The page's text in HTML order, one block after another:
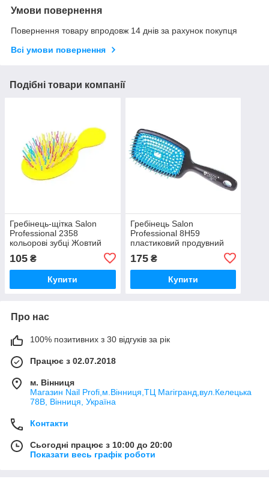
Умови повернення
Повернення товару впродовж 14 днів за рахунок покупця
Всі умови повернення
Подібні товари компанії
Гребінець-щітка Salon
Professional 2358
кольорові зубці Жовтий
105 ₴
Купити
Гребінець Salon
Professional 8H59
пластиковий продувний
175₴
Купити
Про нас
100% позитивних з 30 відгуків за рік
Працює з 02.07.2018
м. Вінниця
Магазин Nail Profi,м.Вінниця,ТЦ Магігранд,вул.Келецька
78В, Вінниця, Україна
Контакти
Сьогодні працює з 10:00 до 20:00
Показати весь графік роботи